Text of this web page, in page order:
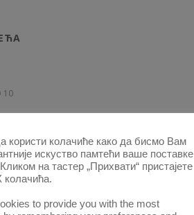
10
користи колачиће како да бисмо Вам
искуство памтећи ваше поставке
на тастер „Прихвати“ пристајете
to provide you with the most